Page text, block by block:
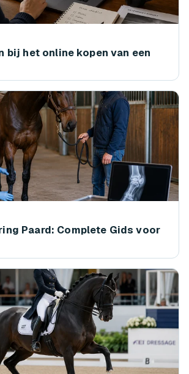
bij het online kopen van een
Paard: Complete Gids voor